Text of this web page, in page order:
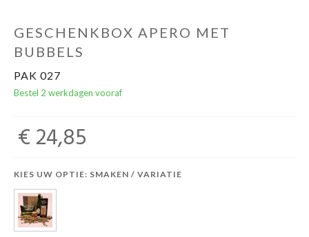
GESCHENKBOX APERO MET
BUBBELS
PAK 027
Bestel 2 werkdagen vooraf
€ 24,85
KIES UW OPTIE: SMAKEN / VARIATIE